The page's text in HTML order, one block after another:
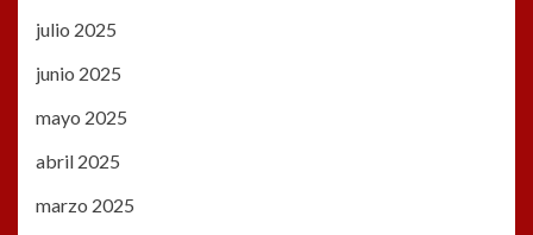
julio 2025
junio 2025
mayo 2025
abril 2025
marzo 2025